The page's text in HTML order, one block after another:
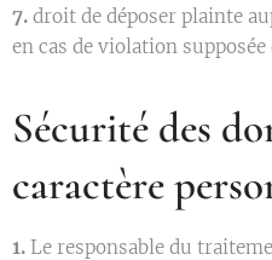
7. droit de déposer plainte
en cas de violation
Sécurité des
caractère
1. Le responsable du